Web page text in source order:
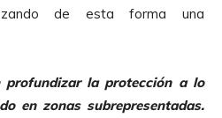
de esta forma una
profundizar la protección a lo
en zonas subrepresentadas.